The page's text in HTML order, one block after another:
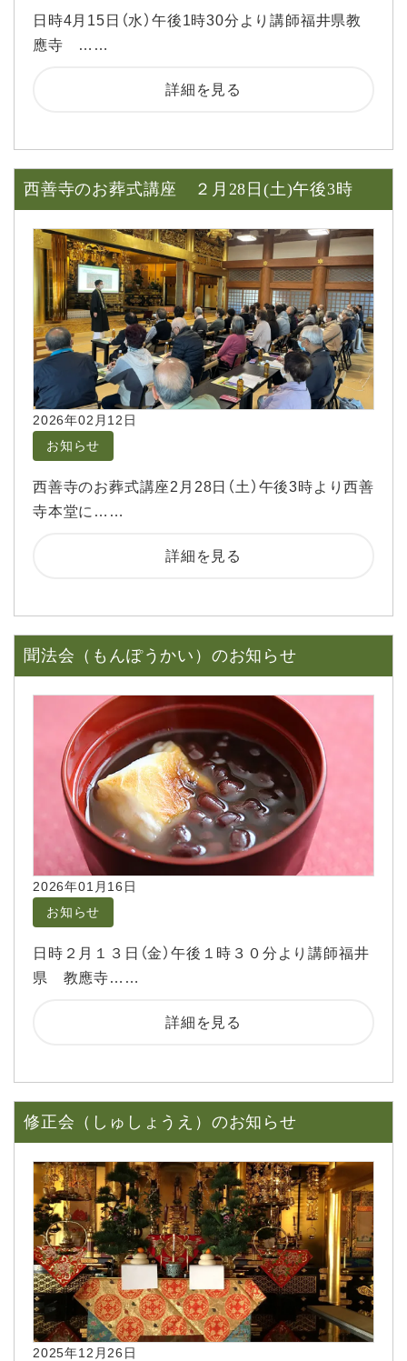
日時4月15日（水）午後1時30分より講師福井県教
應寺 ……
詳細を見る
西善寺のお葬式講座 ２月28日(土)午後3時
2026年02月12日
お知らせ
西善寺のお葬式講座2月28日（土）午後3時より西善
寺本堂に……
詳細を見る
聞法会（もんぽうかい）のお知らせ
2026年01月16日
お知らせ
日時２月１３日（金）午後１時３０分より講師福井
県 教應寺……
詳細を見る
修正会（しゅしょうえ）のお知らせ
2025年12月26日